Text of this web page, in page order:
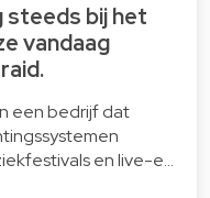
steeds bij het
vandaag
een bedrijf dat
en live-e…